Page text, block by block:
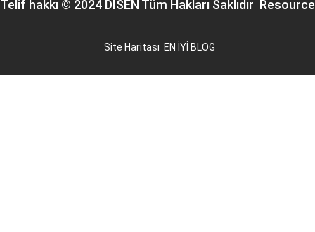
Telif hakkı © 2024 DISEN Tüm Hakları Saklıdır Resource
Site Haritası EN İYİ BLOG